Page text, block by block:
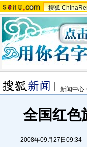
搜狐
新闻中心
全国红色
2008年09月27日09:34